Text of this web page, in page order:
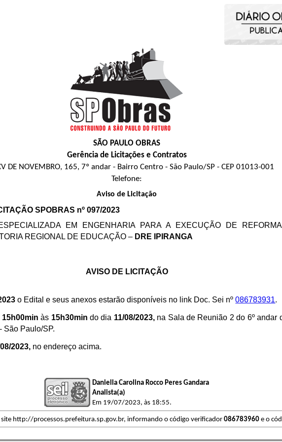
SÃO PAULO OBRAS
Gerência de Licitações e Contratos
DE NOVEMBRO, 165, 7º andar - Bairro Centro - São Paulo/SP - CEP 01013-001
Telefone:
Aviso de Licitação
SPOBRAS nº 097/2023
EM ENGENHARIA PARA A EXECUÇÃO DE
REGIONAL DE EDUCAÇÃO – DRE IPIRANGA
AVISO DE LICITAÇÃO
o Edital e seus anexos estarão disponíveis no link Doc. Sei nº086783931.
15h00minàs 15h30min do dia 11/08/2023, na Sala de Reunião 2 do 6º
São Paulo/SP.
2023, no endereço acima.
Daniella Carolina Rocco Peres Gandara
Analista(a)
Em 19/07/2023, às 18:55.
http://processos.prefeitura.sp.gov.br, informando o código verificador086783960 e o